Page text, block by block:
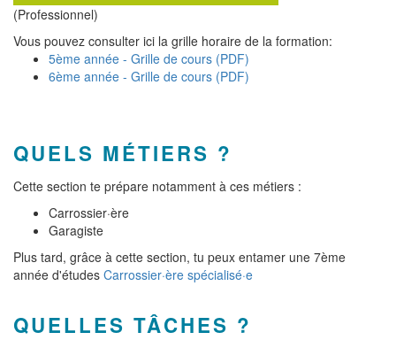
(Professionnel)
Vous pouvez consulter ici la grille horaire de la formation:
5ème année - Grille de cours (PDF)
6ème année - Grille de cours (PDF)
QUELS MÉTIERS ?
Cette section te prépare notamment à ces métiers :
Carrossier·ère
Garagiste
Plus tard, grâce à cette section, tu peux entamer une 7ème
année d'études Carrossier·ère spécialisé·e
QUELLES TÂCHES ?